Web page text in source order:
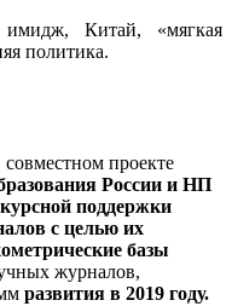
Китай, «мягкая
политика.
совместном проекте
России и НП
поддержки
с целью их
базы
журналов,
развития в 2019 году.